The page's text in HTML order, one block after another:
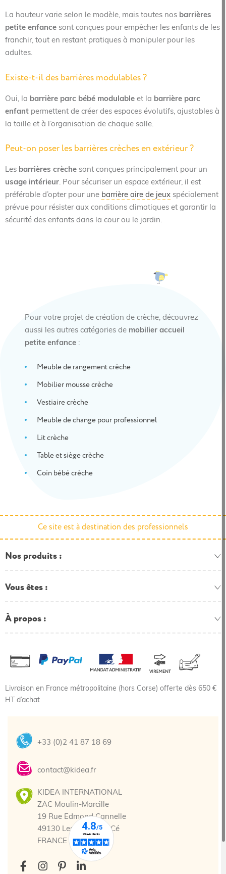
La hauteur varie selon le modèle, mais toutes nos barrières
petite enfance sont conçues pour empêcher les enfants de les
franchir, tout en restant pratiques à manipuler pour les
adultes.
Existe-t-il des barrières modulables ?
Oui, la barrière parc bébé modulable et la barrière parc
enfant permettent de créer des espaces évolutifs, ajustables à
la taille et à l’organisation de chaque salle.
Peut-on poser les barrières crèches en extérieur ?
Les barrières crèche sont conçues principalement pour un
usage intérieur. Pour sécuriser un espace extérieur, il est
préférable d’opter pour une barrière aire de jeux spécialement
prévue pour résister aux conditions climatiques et garantir la
sécurité des enfants dans la cour ou le jardin.
Pour votre projet de création de crèche, découvrez
aussi les autres catégories de mobilier accueil
petite enfance :
Meuble de rangement crèche
Mobilier mousse crèche
Vestiaire crèche
Meuble de change pour professionnel
Lit crèche
Table et siège crèche
Coin bébé crèche
Ce site est à destination des professionnels
Nos produits
Vous êtes
À propos
Livraison en France métropolitaine (hors Corse) offerte dès 650 €
HT d’achat
+33 (0)2 41 87 18 69
contact@kidea.fr
KIDEA INTERNATIONAL
ZAC Moulin-Marcille
19 Rue Edmond Cannelle
49130 Les Ponts-de-Cé
FRANCE